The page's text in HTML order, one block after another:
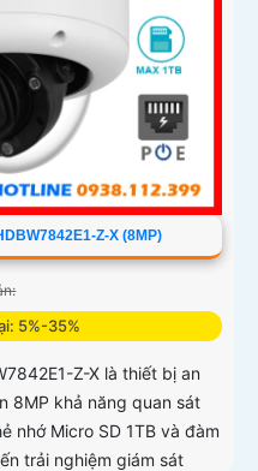
Z-X (8MP)
5%-35%
Z-X là thiết bị an
8MP khả năng quan sát
nhớ Micro SD 1TB và đàm
trải nghiệm giám sát